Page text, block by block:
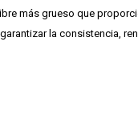
más grueso que
la consistencia,